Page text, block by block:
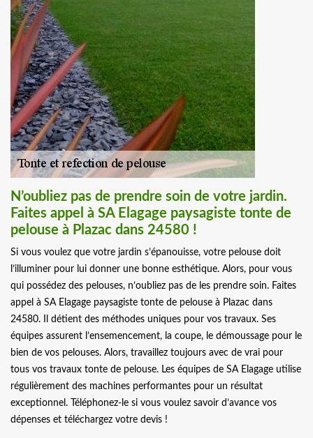
N’oubliez pas de prendre soin de votre jardin.
Faites appel à SA Elagage paysagiste tonte de
pelouse à Plazac dans 24580 !
Si vous voulez que votre jardin s’épanouisse, votre pelouse doit
l’illuminer pour lui donner une bonne esthétique. Alors, pour vous
qui possédez des pelouses, n’oubliez pas de les prendre soin. Faites
appel à SA Elagage paysagiste tonte de pelouse à Plazac dans
24580. Il détient des méthodes uniques pour vos travaux. Ses
équipes assurent l’ensemencement, la coupe, le démoussage pour le
bien de vos pelouses. Alors, travaillez toujours avec de vrai pour
tous vos travaux tonte de pelouse. Les équipes de SA Elagage utilise
régulièrement des machines performantes pour un résultat
exceptionnel. Téléphonez-le si vous voulez savoir d’avance vos
dépenses et téléchargez votre devis !